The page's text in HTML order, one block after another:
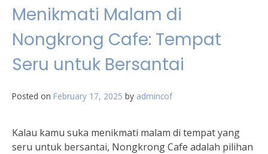
Menikmati Malam di
Nongkrong Cafe: Tempat
Seru untuk Bersantai
Posted on February 17, 2025 by admincof
Kalau kamu suka menikmati malam di tempat yang
seru untuk bersantai, Nongkrong Cafe adalah pilihan